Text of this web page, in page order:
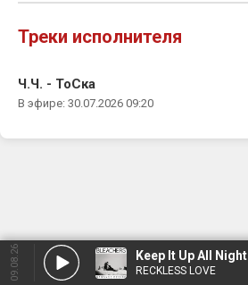
Треки исполнителя
Ч.Ч. - ТоСка
В эфире: 30.07.2026 09:20
09.08.26 Keep It Up All Night
RECKLESS LOVE